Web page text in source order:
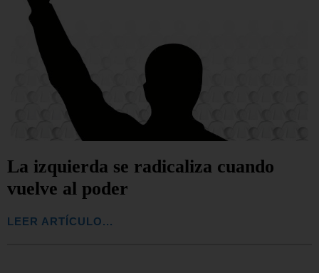
La izquierda se radicaliza cuando
vuelve al poder
LEER ARTÍCULO...